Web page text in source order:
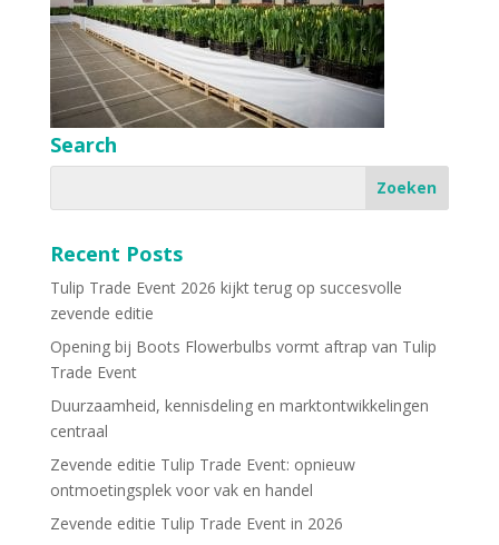
Search
Recent Posts
Tulip Trade Event 2026 kijkt terug op succesvolle
zevende editie
Opening bij Boots Flowerbulbs vormt aftrap van Tulip
Trade Event
Duurzaamheid, kennisdeling en marktontwikkelingen
centraal
Zevende editie Tulip Trade Event: opnieuw
ontmoetingsplek voor vak en handel
Zevende editie Tulip Trade Event in 2026